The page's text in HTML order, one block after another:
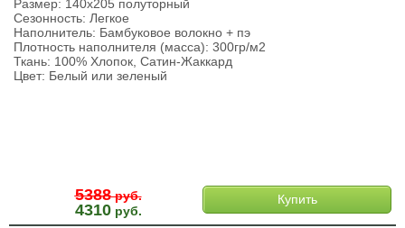
Размер: 140х205 полуторный
Сезонность: Легкое
Наполнитель: Бамбуковое волокно + пэ
Плотность наполнителя (масса): 300гр/м2
Ткань: 100% Хлопок, Сатин-Жаккард
Цвет: Белый или зеленый
5388руб.
4310руб.
Купить